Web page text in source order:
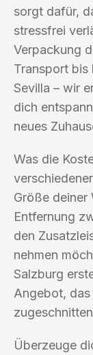
sorgt dafür,
stressfrei
Verpackung
Transport bis
Sevilla – wir
dich
neues
Was die
Größe deiner
Entfernung
den
nehmen
Salzburg
Angebot,
Überzeuge